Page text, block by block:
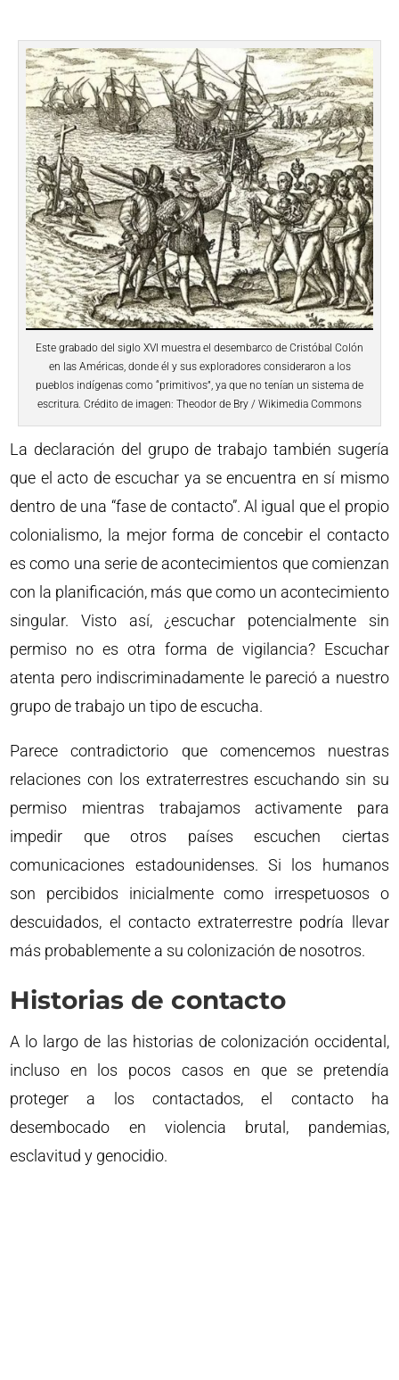
Este grabado del siglo XVI muestra el desembarco de Cristóbal Colón
en las Américas, donde él y sus exploradores consideraron a los
pueblos indígenas como “primitivos”, ya que no tenían un sistema de
escritura. Crédito de imagen: Theodor de Bry / Wikimedia Commons
La declaración del grupo de trabajo también sugería
que el acto de escuchar ya se encuentra en sí mismo
dentro de una “fase de contacto”. Al igual que el propio
colonialismo, la mejor forma de concebir el contacto
es como una serie de acontecimientos que comienzan
con la planificación, más que como un acontecimiento
singular. Visto así, ¿escuchar potencialmente sin
permiso no es otra forma de vigilancia? Escuchar
atenta pero indiscriminadamente le pareció a nuestro
grupo de trabajo un tipo de escucha.
Parece contradictorio que comencemos nuestras
relaciones con los extraterrestres escuchando sin su
permiso mientras trabajamos activamente para
impedir que otros países escuchen ciertas
comunicaciones estadounidenses. Si los humanos
son percibidos inicialmente como irrespetuosos o
descuidados, el contacto extraterrestre podría llevar
más probablemente a su colonización de nosotros.
Historias de contacto
A lo largo de las historias de colonización occidental,
incluso en los pocos casos en que se pretendía
proteger a los contactados, el contacto ha
desembocado en violencia brutal, pandemias,
esclavitud y genocidio.